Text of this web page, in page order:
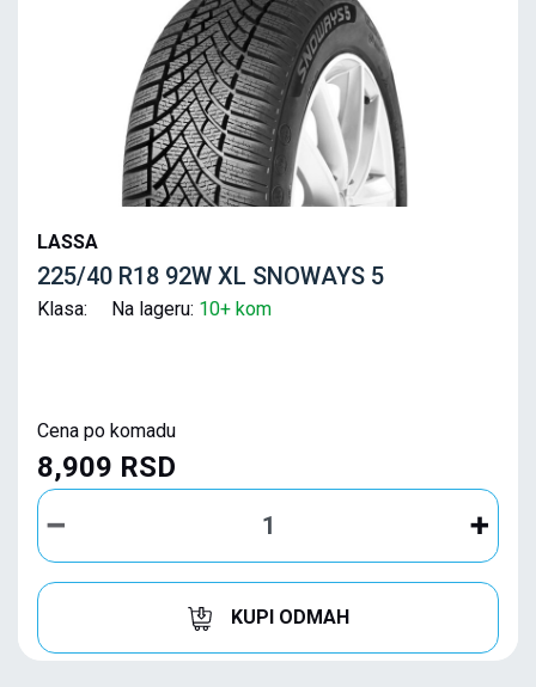
LASSA
225/40 R18 92W XL SNOWAYS 5
Klasa: Na lageru: 10+ kom
Cena po komadu
8,909 RSD
KUPI ODMAH